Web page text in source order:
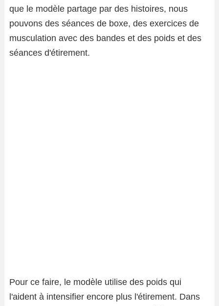
que le modèle partage par des histoires, nous
pouvons des séances de boxe, des exercices de
musculation avec des bandes et des poids et des
séances d'étirement.
Pour ce faire, le modèle utilise des poids qui
l'aident à intensifier encore plus l'étirement. Dans